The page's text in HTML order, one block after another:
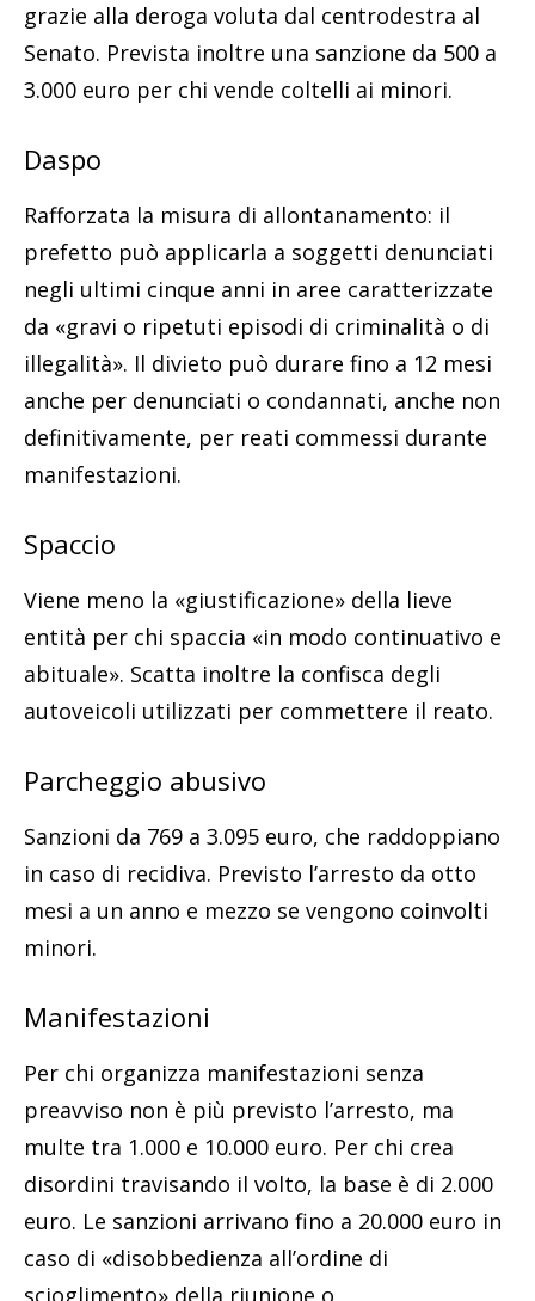
grazie alla deroga voluta dal centrodestra al
Senato. Prevista inoltre una sanzione da 500 a
3.000 euro per chi vende coltelli ai minori.
Daspo
Rafforzata la misura di allontanamento: il
prefetto può applicarla a soggetti denunciati
negli ultimi cinque anni in aree caratterizzate
da «gravi o ripetuti episodi di criminalità o di
illegalità». Il divieto può durare fino a 12 mesi
anche per denunciati o condannati, anche non
definitivamente, per reati commessi durante
manifestazioni.
Spaccio
Viene meno la «giustificazione» della lieve
entità per chi spaccia «in modo continuativo e
abituale». Scatta inoltre la confisca degli
autoveicoli utilizzati per commettere il reato.
Parcheggio abusivo
Sanzioni da 769 a 3.095 euro, che raddoppiano
in caso di recidiva. Previsto l’arresto da otto
mesi a un anno e mezzo se vengono coinvolti
minori.
Manifestazioni
Per chi organizza manifestazioni senza
preavviso non è più previsto l’arresto, ma
multe tra 1.000 e 10.000 euro. Per chi crea
disordini travisando il volto, la base è di 2.000
euro. Le sanzioni arrivano fino a 20.000 euro in
caso di «disobbedienza all’ordine di
scioglimento» della riunione o